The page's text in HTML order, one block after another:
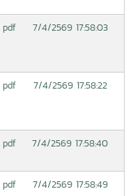
pdf 7/4/2569 17:58:03
pdf 7/4/2569 17:58:22
pdf 7/4/2569 17:58:40
pdf 7/4/2569 17:58:49